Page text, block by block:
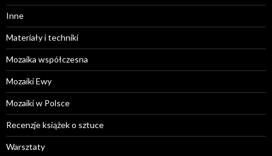
Inne
Materiały i techniki
Mozaika współczesna
Mozaiki Ewy
Mozaiki w Polsce
Recenzje książek o sztuce
Warsztaty